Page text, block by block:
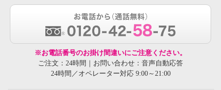
※お電話番号のお掛け間違いにご注意ください。
ご注文：24時間｜お問い合わせ：音声自動応答
24時間／オペレーター対応 9:00～21:00